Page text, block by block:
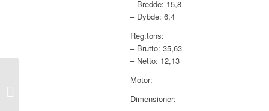
– Bredde: 15,8
– Dybde: 6,4
Reg.tons:
– Brutto: 35,63
– Netto: 12,13
Motor:
Dimensioner: